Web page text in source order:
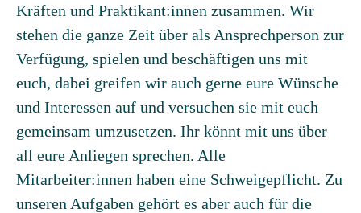
Kräften und Praktikant:innen zusammen. Wir
stehen die ganze Zeit über als Ansprechperson zur
Verfügung, spielen und beschäftigen uns mit
euch, dabei greifen wir auch gerne eure Wünsche
und Interessen auf und versuchen sie mit euch
gemeinsam umzusetzen. Ihr könnt mit uns über
all eure Anliegen sprechen. Alle
Mitarbeiter:innen haben eine Schweigepflicht. Zu
unseren Aufgaben gehört es aber auch für die